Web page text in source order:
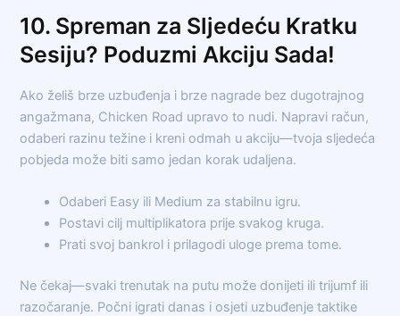
10. Spreman za Sljedeću Kratku
Sesiju? Poduzmi Akciju Sada!
Ako želiš brze uzbuđenja i brze nagrade bez dugotrajnog
angažmana, Chicken Road upravo to nudi. Napravi račun,
odaberi razinu težine i kreni odmah u akciju—tvoja sljedeća
pobjeda može biti samo jedan korak udaljena.
Odaberi Easy ili Medium za stabilnu igru.
Postavi cilj multiplikatora prije svakog kruga.
Prati svoj bankrol i prilagodi uloge prema tome.
Ne čekaj—svaki trenutak na putu može donijeti ili trijumf ili
razočaranje. Počni igrati danas i osjeti uzbuđenje taktike